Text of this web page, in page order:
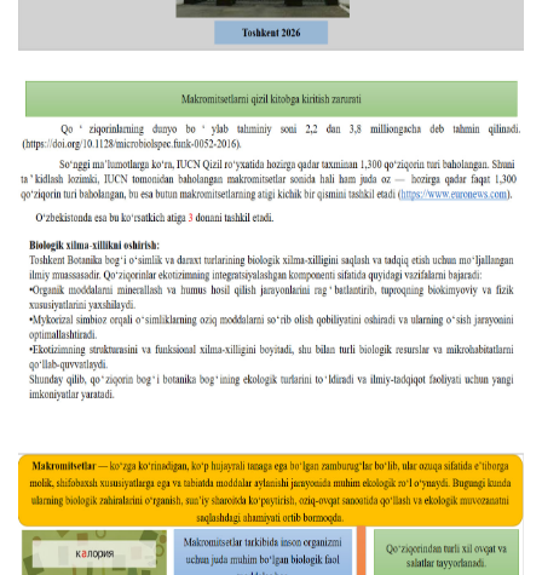
Akademiklar
ru
dasd